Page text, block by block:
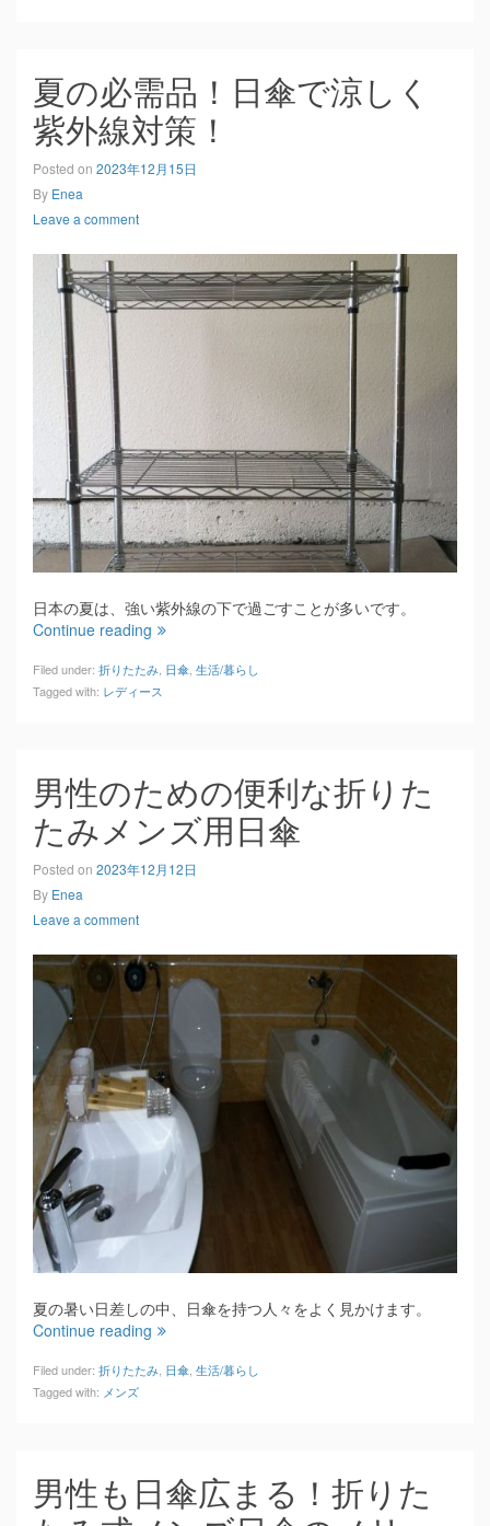
夏の必需品！日傘で涼しく
紫外線対策！
Posted on 2023年12月15日
By Enea
Leave a comment
日本の夏は、強い紫外線の下で過ごすことが多いです。
Continue reading
Filed under: 折りたたみ 日傘 生活/暮らし
Tagged with: レディース
男性のための便利な折りた
たみメンズ用日傘
Posted on 2023年12月12日
By Enea
Leave a comment
夏の暑い日差しの中、日傘を持つ人々をよく見かけます。
Continue reading
Filed under: 折りたたみ 日傘 生活/暮らし
Tagged with: メンズ
男性も日傘広まる！折りた